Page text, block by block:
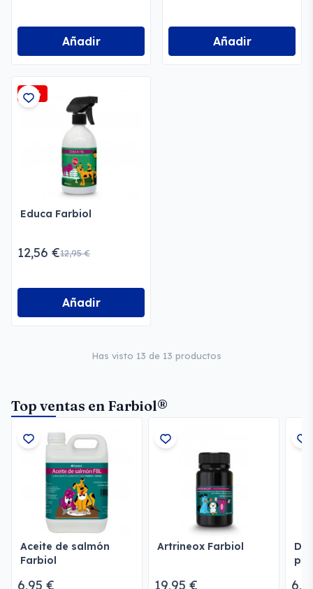
Añadir Añadir
-3%
Educa Farbiol
12,56 €12,95 €
Añadir
Has visto 13 de 13 productos
Top ventas en Farbiol®
Aceite de salmón
Farbiol
6,95 €
Artrineox Farbiol
19,95 €